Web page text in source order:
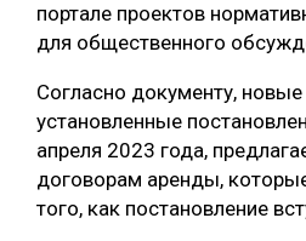
ЛЕСОПИЛЕНИЕ
ДЕРЕВЯННОЕ ДОМОСТРОЕНИЕ
БЕЗОПАСНОЕ ПРОИЗВОДСТВО
СОРТИРОВКА ДРЕВЕСИНЫ
СУШКА ДРЕВЕСИНЫ
портале проектов
для общественного
Согласно документу,
установленные
апреля 2023 года,
договорам аренды,
того, как постановление